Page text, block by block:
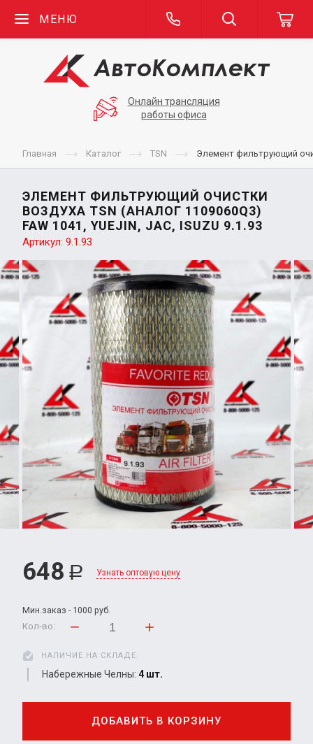
МЕНЮ
Онлайн трансляция
работы офиса
Главная Каталог TSN Элемент фильтрующий
ЭЛЕМЕНТ ФИЛЬТРУЮЩИЙ ОЧИСТКИ
ВОЗДУХА TSN (АНАЛОГ 1109060Q3)
FAW 1041, YUEJIN, JAC, ISUZU 9.1.93
Артикул: 9.1.93
648 Р Узнать оптовую цену
Мин.заказ - 1000 руб.
Кол-во:
НАЛИЧИЕ НА СКЛАДЕ:
Набережные Челны: 4 шт.
ДОБАВИТЬ В КОРЗИНУ